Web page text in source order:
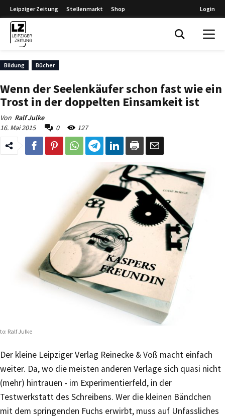
Leipziger Zeitung Stellenmarkt Shop Login
Bildung Bücher
Wenn der Seelenkäufer schon fast wie ein
Trost in der doppelten Einsamkeit ist
Von Ralf Julke
16. Mai 2015
0 127
Ralf Julke
Der kleine Leipziger Verlag Reinecke & Voß macht einfach
weiter. Da, wo die meisten anderen Verlage sich quasi nicht
(mehr) hintrauen - im Experimentierfeld, in der
Testwerkstatt des Schreibens. Wer die kleinen Bändchen
mit dem springenden Fuchs erwirbt, muss auf Unfassliches